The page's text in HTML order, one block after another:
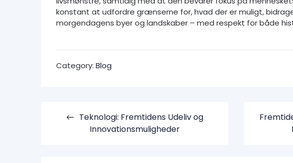
konstant at udfordre grænserne for, hvad der er muligt,
morgendagens byer og landskaber – med respekt for både
Category: Blog
Teknologi: Fremtidens Udeliv og
Innovationsmuligheder